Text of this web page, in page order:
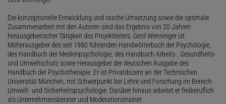
Die konzeptionelle Entwicklung und rasche Umsetzung sowie die optimale
Zusammenarbeit mit den Autoren sind das Ergebnis von 20 Jahren
herausgeberischer Tätigkeit des Projektleiters. Gerd Wenninger ist
Mitherausgeber des seit 1980 führenden Handwörterbuch der Psychologie,
des Handbuch der Medienpsychologie, des Handbuch Arbeits-, Gesundheits-
und Umweltschutz sowie Herausgeber der deutschen Ausgabe des
Handbuch der Psychotherapie. Er ist Privatdozent an der Technischen
Universität München, mit Schwerpunkt bei Lehre und Forschung im Bereich
Umwelt- und Sicherheitspsychologie. Darüber hinaus arbeitet er freiberuflich
als Unternehmensberater und Moderationstrainer.